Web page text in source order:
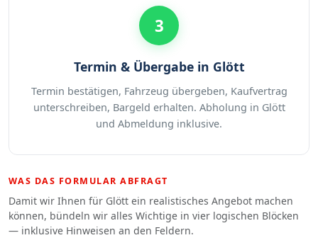
3
Termin & Übergabe in Glött
Termin bestätigen, Fahrzeug übergeben, Kaufvertrag
unterschreiben, Bargeld erhalten. Abholung in Glött
und Abmeldung inklusive.
WAS DAS FORMULAR ABFRAGT
Damit wir Ihnen für Glött ein realistisches Angebot machen
können, bündeln wir alles Wichtige in vier logischen Blöcken
— inklusive Hinweisen an den Feldern.